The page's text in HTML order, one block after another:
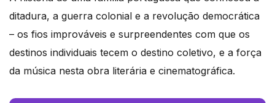
ditadura, a guerra colonial e a revolução democrática
– os fios improváveis e surpreendentes com que os
destinos individuais tecem o destino coletivo, e a força
da música nesta obra literária e cinematográfica.